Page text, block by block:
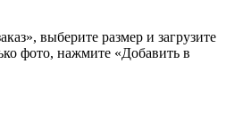
выберите размер и загрузите
фото, нажмите «Добавить в